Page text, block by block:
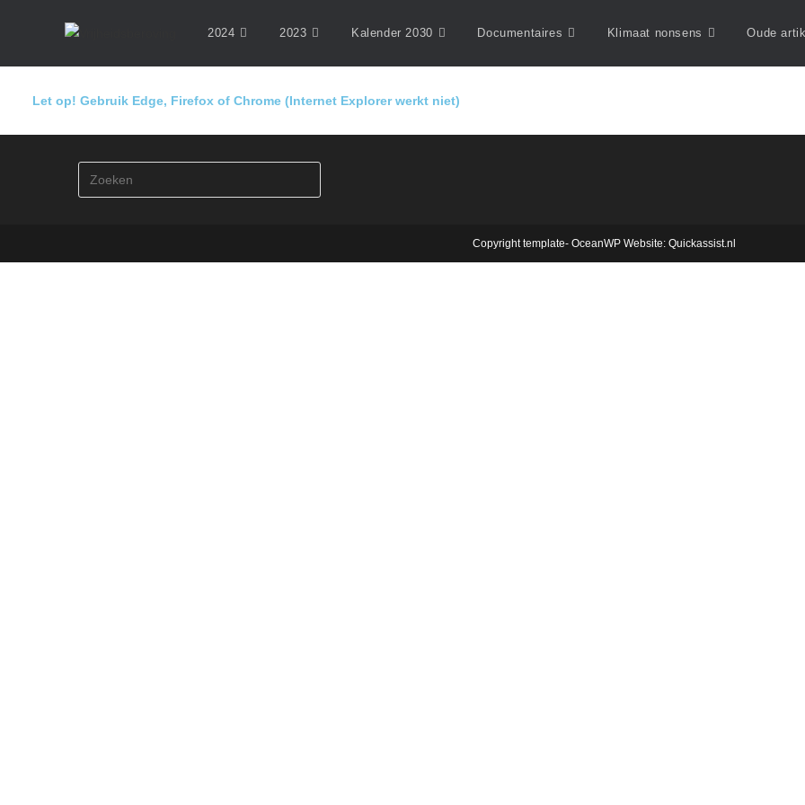
2024 2023 Kalender 2030 Documentaires Klimaat nonsens Oude
Let op! Gebruik Edge, Firefox of Chrome (Internet Explorer werkt niet)
Copyright template- OceanWP Website: Quickassist.nl